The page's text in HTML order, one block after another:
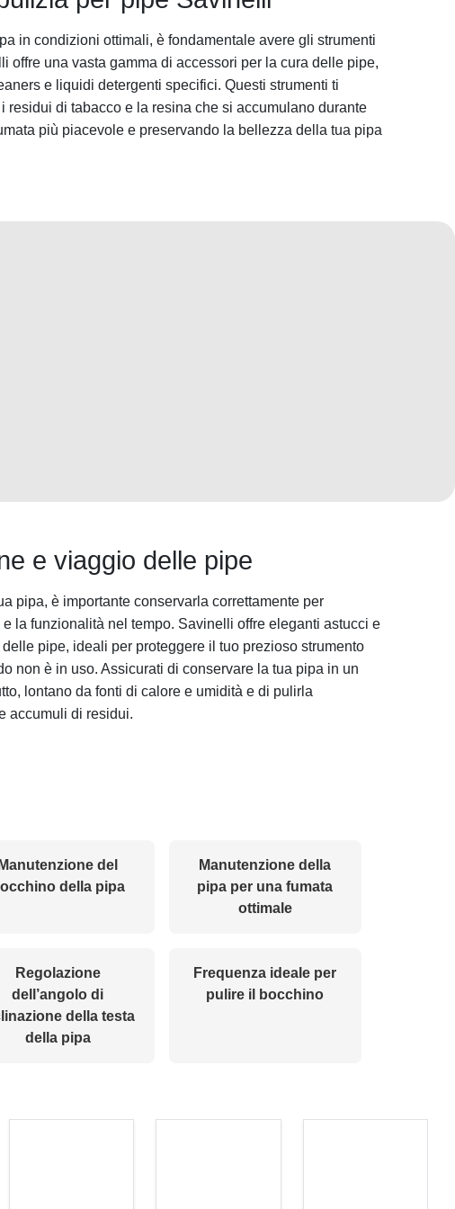
in condizioni ottimali, è fondamentale avere gli strumenti
offre una vasta gamma di accessori per la cura delle pipe,
e liquidi detergenti specifici. Questi strumenti ti
residui di tabacco e la resina che si accumulano durante
più piacevole e preservando la bellezza della tua pipa
e viaggio delle pipe
pipa, è importante conservarla correttamente per
la funzionalità nel tempo. Savinelli offre eleganti astucci e
pipe, ideali per proteggere il tuo prezioso strumento
non è in uso. Assicurati di conservare la tua pipa in un
lontano da fonti di calore e umidità e di pulirla
accumuli di residui.
Manutenzione del
della pipa
Manutenzione della
pipa per una fumata
ottimale
Regolazione
dell’angolo di
della testa
della pipa
Frequenza ideale per
pulire il bocchino